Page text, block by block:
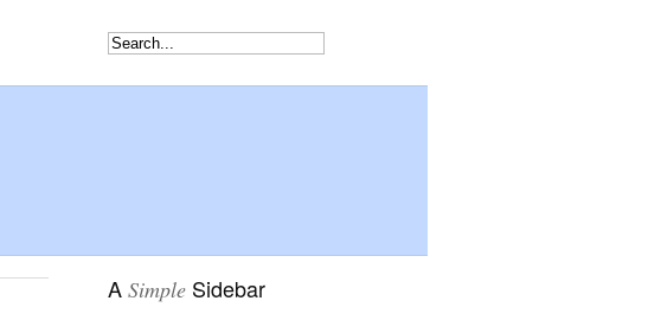
A Simple Sidebar